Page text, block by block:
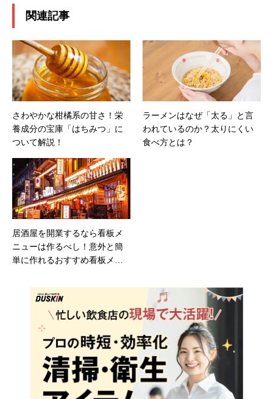
関連記事
さわやかな柑橘系の甘さ！栄
養成分の宝庫「はちみつ」に
ついて解説！
ラーメンはなぜ「太る」と言
われているのか？太りにくい
食べ方とは？
居酒屋を開業するなら看板メ
ニューは作るべし！意外と簡
単に作れるおすすめ看板メニ